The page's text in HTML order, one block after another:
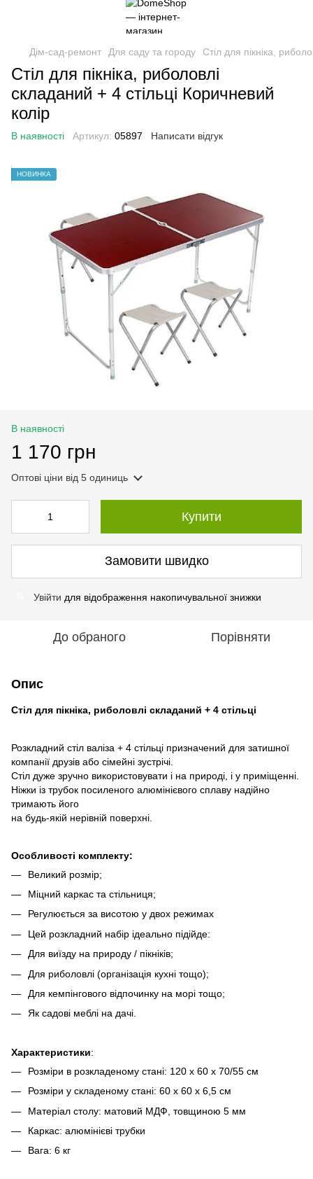
Дім-сад-ремонт Для саду та городу Стіл для пікніка,
Стіл для пікніка, риболовлі
складаний + 4 стільці Коричневий
колір
В наявності Артикул: 05897 Написати відгук
НОВИНКА
В наявності
1 170 грн
Оптові ціни від 5 одиниць
Купити
Замовити швидко
Увійти для відображення накопичувальної знижки
До обраного Порівняти
Опис
Стіл для пікніка, риболовлі складаний + 4 стільці
Розкладний стіл валіза + 4 стільці призначений для затишної
компанії друзів або сімейні зустрічі.
Стіл дуже зручно використовувати і на природі, і у приміщенні.
Ніжки із трубок посиленого алюмінієвого сплаву надійно
тримають його
на будь-якій нерівній поверхні.
Особливості комплекту:
Великий розмір;
Міцний каркас та стільниця;
Регулюється за висотою у двох режимах
Цей розкладний набір ідеально підійде:
Для виїзду на природу / пікніків;
Для риболовлі (організація кухні тощо);
Для кемпінгового відпочинку на морі тощо;
Як садові меблі на дачі.
Характеристики:
Розміри в розкладеному стані: 120 х 60 х 70/55 см
Розміри у складеному стані: 60 х 60 х 6,5 см
Матеріал столу: матовий МДФ, товщиною 5 мм
Каркас: алюмінієві трубки
Вага: 6 кг